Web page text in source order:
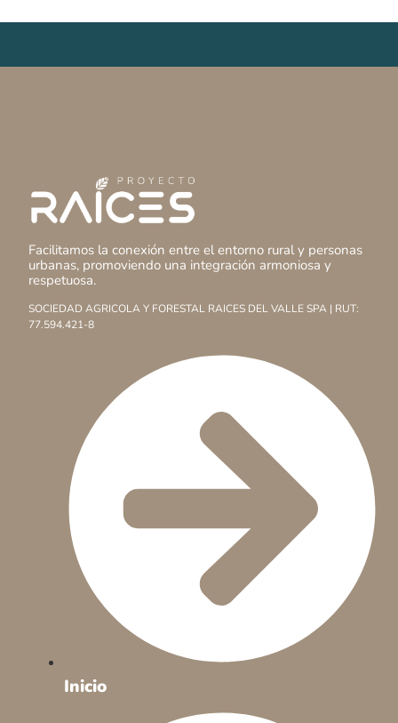
Facilitamos la conexión entre el entorno rural y personas
urbanas, promoviendo una integración armoniosa y
respetuosa.
SOCIEDAD AGRICOLA Y FORESTAL RAICES DEL VALLE SPA | RUT:
77.594.421-8
Inicio